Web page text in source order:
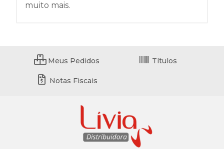
muito mais.
Meus Pedidos Títulos
Notas Fiscais